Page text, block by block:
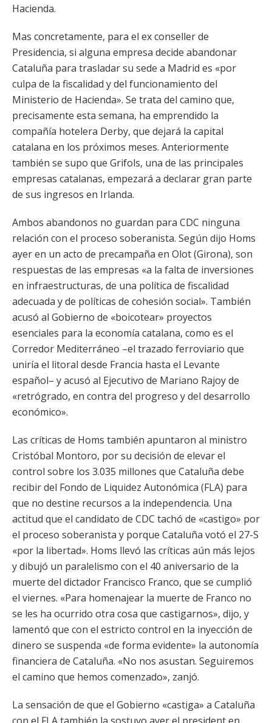
Hacienda.
Mas concretamente, para el ex conseller de
Presidencia, si alguna empresa decide abandonar
Cataluña para trasladar su sede a Madrid es «por
culpa de la fiscalidad y del funcionamiento del
Ministerio de Hacienda». Se trata del camino que,
precisamente esta semana, ha emprendido la
compañía hotelera Derby, que dejará la capital
catalana en los próximos meses. Anteriormente
también se supo que Grifols, una de las principales
empresas catalanas, empezará a declarar gran parte
de sus ingresos en Irlanda.
Ambos abandonos no guardan para CDC ninguna
relación con el proceso soberanista. Según dijo Homs
ayer en un acto de precampaña en Olot (Girona), son
respuestas de las empresas «a la falta de inversiones
en infraestructuras, de una política de fiscalidad
adecuada y de políticas de cohesión social». También
acusó al Gobierno de «boicotear» proyectos
esenciales para la economía catalana, como es el
Corredor Mediterráneo –el trazado ferroviario que
uniría el litoral desde Francia hasta el Levante
español– y acusó al Ejecutivo de Mariano Rajoy de
«retrógrado, en contra del progreso y del desarrollo
económico».
Las críticas de Homs también apuntaron al ministro
Cristóbal Montoro, por su decisión de elevar el
control sobre los 3.035 millones que Cataluña debe
recibir del Fondo de Liquidez Autonómica (FLA) para
que no destine recursos a la independencia. Una
actitud que el candidato de CDC tachó de «castigo» por
el proceso soberanista y porque Cataluña votó el 27-S
«por la libertad». Homs llevó las críticas aún más lejos
y dibujó un paralelismo con el 40 aniversario de la
muerte del dictador Francisco Franco, que se cumplió
el viernes. «Para homenajear la muerte de Franco no
se les ha ocurrido otra cosa que castigarnos», dijo, y
lamentó que con el estricto control en la inyección de
dinero se suspenda «de forma evidente» la autonomía
financiera de Cataluña. «No nos asustan. Seguiremos
el camino que hemos comenzado», zanjó.
La sensación de que el Gobierno «castiga» a Cataluña